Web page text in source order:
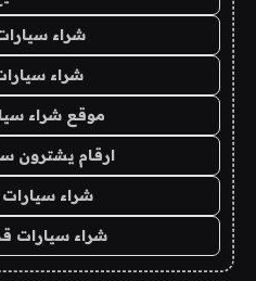
شراء
شراء
موقع شراء
ارقام يشترون
شراء
شراء سيارات